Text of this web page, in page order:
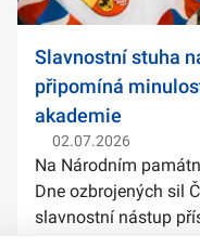
Slavnostní stuha
připomíná
akademie
02.07.2026
Na Národním
Dne ozbrojených sil
slavnostní nástup